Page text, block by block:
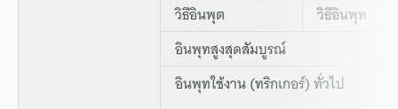
วิธีอินพุต
วิธีอินพุท
อินพุทสูงสุดสัมบูรณ์
อินพุทใช้งาน (ทริกเกอร์) ทั่วไป